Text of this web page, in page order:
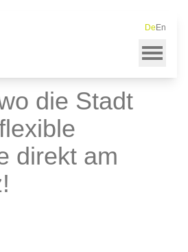
De En
Arbeiten, wo die Stadt pulsiert – flexible
die Stadt
direkt am